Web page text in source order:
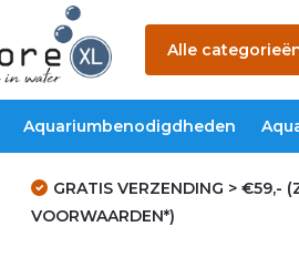
Alle
Aquariumbenodigdheden
GRATIS VERZENDING > €59,-
VOORWAARDEN*)